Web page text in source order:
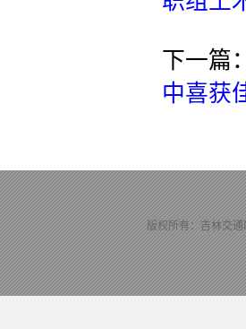
下一篇
中喜获
版权所有：吉林交